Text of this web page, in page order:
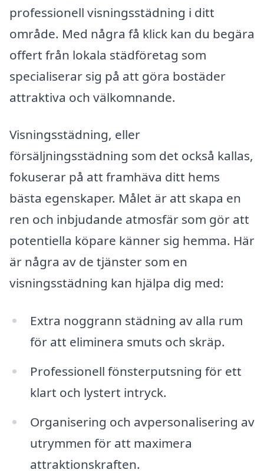
professionell visningsstädning i ditt
område. Med några få klick kan du begära
offert från lokala städföretag som
specialiserar sig på att göra bostäder
attraktiva och välkomnande.
Visningsstädning, eller
försäljningsstädning som det också kallas,
fokuserar på att framhäva ditt hems
bästa egenskaper. Målet är att skapa en
ren och inbjudande atmosfär som gör att
potentiella köpare känner sig hemma. Här
är några av de tjänster som en
visningsstädning kan hjälpa dig med:
Extra noggrann städning av alla rum
för att eliminera smuts och skräp.
Professionell fönsterputsning för ett
klart och lystert intryck.
Organisering och avpersonalisering av
utrymmen för att maximera
attraktionskraften.